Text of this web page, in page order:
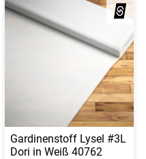
Gardinenstoff Lysel #3L
Dori in Weiß 40762